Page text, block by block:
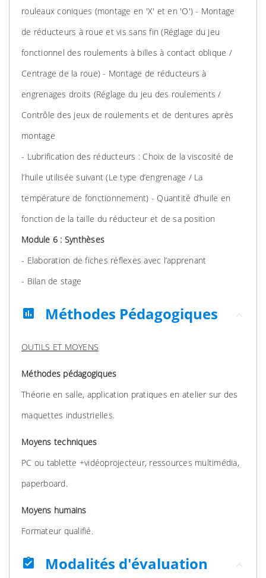
rouleaux coniques (montage en 'X' et en 'O') - Montage
de réducteurs à roue et vis sans fin (Réglage du jeu
fonctionnel des roulements à billes à contact oblique /
Centrage de la roue) - Montage de réducteurs à
engrenages droits (Réglage du jeu des roulements /
Contrôle des jeux de roulements et de dentures après
montage
- Lubrification des réducteurs : Choix de la viscosité de
l’huile utilisée suivant (Le type d’engrenage / La
température de fonctionnement) - Quantité d’huile en
fonction de la taille du réducteur et de sa position
Module 6 : Synthèses
- Elaboration de fiches réflexes avec l’apprenant
- Bilan de stage
assessment Méthodes Pédagogiques
OUTILS ET MOYENS
Méthodes pédagogiques
Théorie en salle, application pratiques en atelier sur des
maquettes industrielles.
Moyens techniques
PC ou tablette +vidéoprojecteur, ressources multimédia,
paperboard.
Moyens humains
Formateur qualifié.
assignment_turned_in Modalités d'évaluation